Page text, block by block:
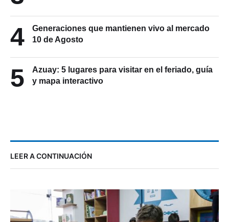
4
Generaciones que mantienen vivo al mercado
10 de Agosto
5
Azuay: 5 lugares para visitar en el feriado, guía
y mapa interactivo
LEER A CONTINUACIÓN